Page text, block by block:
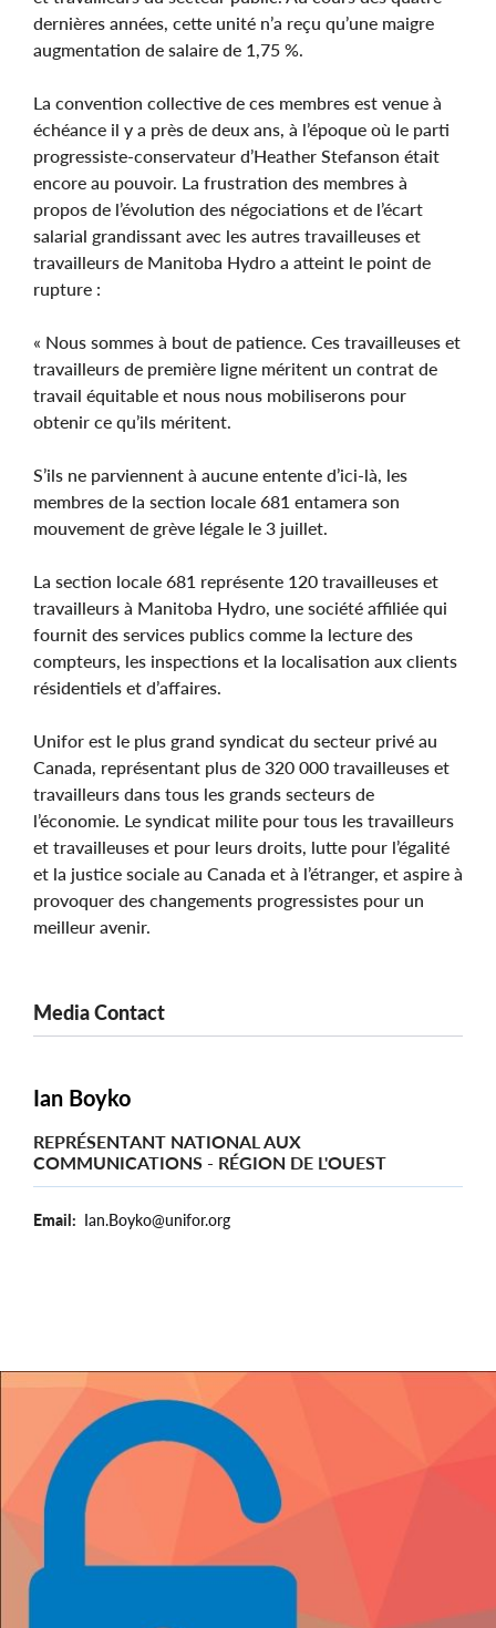
dernières années, cette unité n’a reçu qu’une maigre
augmentation de salaire de 1,75 %.
La convention collective de ces membres est venue à
échéance il y a près de deux ans, à l’époque où le parti
progressiste-conservateur d’Heather Stefanson était
encore au pouvoir. La frustration des membres à
propos de l’évolution des négociations et de l’écart
salarial grandissant avec les autres travailleuses et
travailleurs de Manitoba Hydro a atteint le point de
rupture :
« Nous sommes à bout de patience. Ces travailleuses et
travailleurs de première ligne méritent un contrat de
travail équitable et nous nous mobiliserons pour
obtenir ce qu’ils méritent.
S’ils ne parviennent à aucune entente d’ici-là, les
membres de la section locale 681 entamera son
mouvement de grève légale le 3 juillet.
La section locale 681 représente 120 travailleuses et
travailleurs à Manitoba Hydro, une société affiliée qui
fournit des services publics comme la lecture des
compteurs, les inspections et la localisation aux clients
résidentiels et d’affaires.
Unifor est le plus grand syndicat du secteur privé au
Canada, représentant plus de 320 000 travailleuses et
travailleurs dans tous les grands secteurs de
l’économie. Le syndicat milite pour tous les travailleurs
et travailleuses et pour leurs droits, lutte pour l’égalité
et la justice sociale au Canada et à l’étranger, et aspire à
provoquer des changements progressistes pour un
meilleur avenir.
Media Contact
Ian Boyko
REPRÉSENTANT NATIONAL AUX
COMMUNICATIONS - RÉGION DE L'OUEST
Email Ian.Boyko@unifor.org